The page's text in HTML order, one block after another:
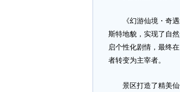
《幻游仙境・奇遇
斯特地貌，实现了自
启个性化剧情，最终
者转变为主宰者。
景区打造了精美仙